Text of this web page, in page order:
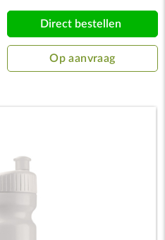
Direct bestellen
Op aanvraag